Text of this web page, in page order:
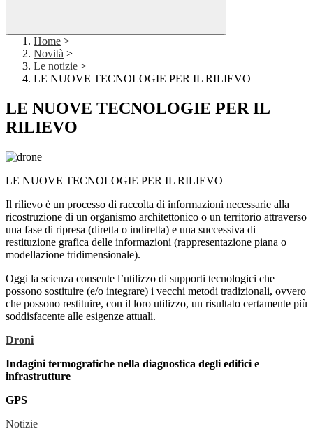
Home >
Novità >
Le notizie >
LE NUOVE TECNOLOGIE PER IL RILIEVO
LE NUOVE TECNOLOGIE PER IL
RILIEVO
LE NUOVE TECNOLOGIE PER IL RILIEVO
Il rilievo è un processo di raccolta di informazioni necessarie alla
ricostruzione di un organismo architettonico o un territorio attraverso
una fase di ripresa (diretta o indiretta) e una successiva di
restituzione grafica delle informazioni (rappresentazione piana o
modellazione tridimensionale).
Oggi la scienza consente l’utilizzo di supporti tecnologici che
possono sostituire (e/o integrare) i vecchi metodi tradizionali, ovvero
che possono restituire, con il loro utilizzo, un risultato certamente più
soddisfacente alle esigenze attuali.
Droni
Indagini termografiche nella diagnostica degli edifici e
infrastrutture
GPS
Notizie